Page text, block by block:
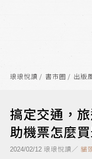
琅琅悅讀 書市圈 出版
搞定交通，
助機票怎麼
2024/02/12 琅琅悅讀／ 貓